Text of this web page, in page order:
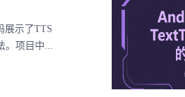
展示了TTS
。项目中...